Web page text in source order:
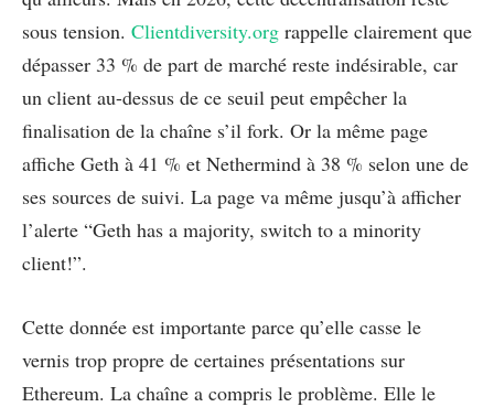
sous tension. Clientdiversity.org rappelle clairement que
dépasser 33 % de part de marché reste indésirable, car
un client au-dessus de ce seuil peut empêcher la
finalisation de la chaîne s’il fork. Or la même page
affiche Geth à 41 % et Nethermind à 38 % selon une de
ses sources de suivi. La page va même jusqu’à afficher
l’alerte “Geth has a majority, switch to a minority
client!”.
Cette donnée est importante parce qu’elle casse le
vernis trop propre de certaines présentations sur
Ethereum. La chaîne a compris le problème. Elle le